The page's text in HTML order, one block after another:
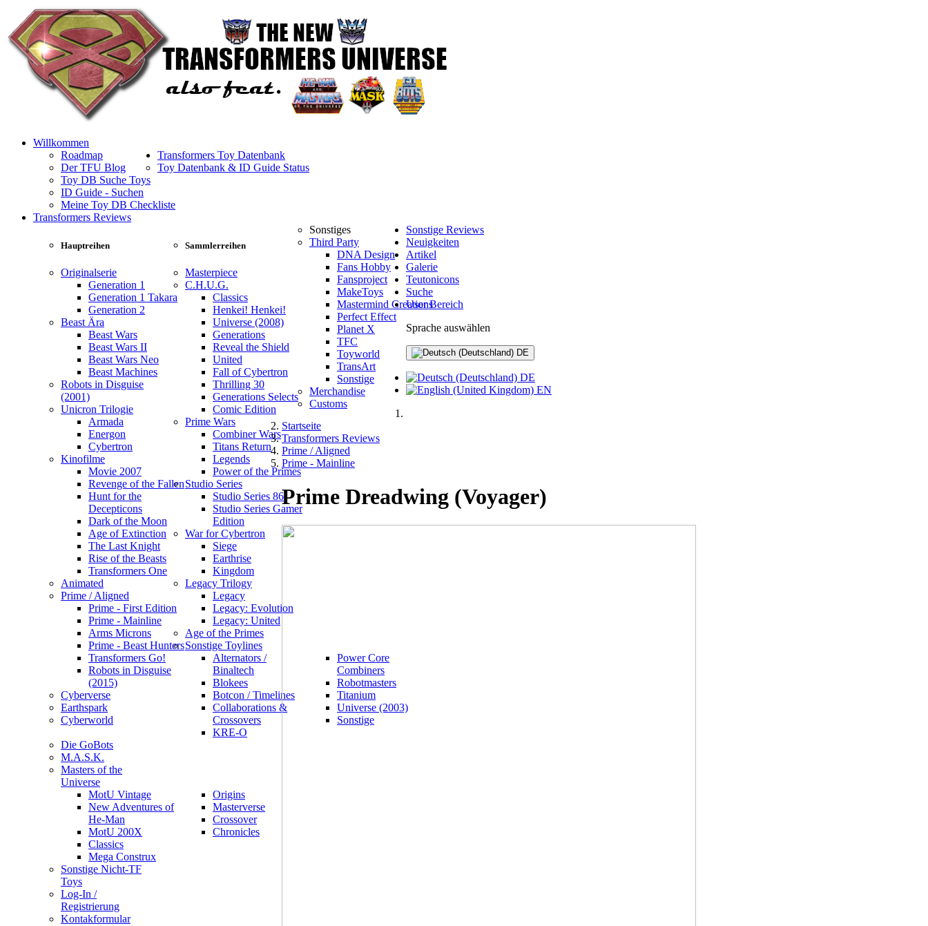
Willkommen
Roadmap
Der TFU Blog
Transformers Toy Datenbank
Toy Datenbank & ID Guide Status
Toy DB Suche Toys
ID Guide - Suchen
Meine Toy DB Checkliste
Transformers Reviews
Hauptreihen
Originalserie
Generation 1
Generation 1 Takara
Generation 2
Beast Ära
Beast Wars
Beast Wars II
Beast Wars Neo
Beast Machines
Robots in Disguise
(2001)
Unicron Trilogie
Armada
Energon
Cybertron
Kinofilme
Movie 2007
Revenge of the Fallen
Hunt for the
Decepticons
Dark of the Moon
Age of Extinction
The Last Knight
Rise of the Beasts
Transformers One
Animated
Prime / Aligned
Prime - First Edition
Prime - Mainline
Arms Microns
Prime - Beast Hunters
Transformers Go!
Robots in Disguise
(2015)
Cyberverse
Earthspark
Cyberworld
Sammlerreihen
Masterpiece
C.H.U.G.
Classics
Henkei! Henkei!
Universe (2008)
Generations
Reveal the Shield
United
Fall of Cybertron
Thrilling 30
Generations Selects
Comic Edition
Prime Wars
Combiner Wars
Titans Return
Legends
Power of the Primes
Studio Series
Studio Series 86
Studio Series Gamer
Edition
War for Cybertron
Siege
Earthrise
Kingdom
Legacy Trilogy
Legacy
Legacy: Evolution
Legacy: United
Age of the Primes
Sonstige Toylines
Alternators /
Binaltech
Blokees
Botcon / Timelines
Collaborations &
Crossovers
KRE-O
Power Core
Combiners
Robotmasters
Titanium
Universe (2003)
Sonstige
Sonstiges
Third Party
DNA Design
Fans Hobby
Fansproject
MakeToys
Mastermind Creations
Perfect Effect
Planet X
TFC
Toyworld
TransArt
Sonstige
Merchandise
Customs
Sonstige Reviews
Die GoBots
M.A.S.K.
Masters of the
Universe
MotU Vintage
New Adventures of
He-Man
MotU 200X
Classics
Mega Construx
Origins
Masterverse
Crossover
Chronicles
Sonstige Nicht-TF
Toys
Neuigkeiten
Artikel
Galerie
Teutonicons
Suche
User Bereich
Log-In /
Registrierung
Kontakformular
Sprache auswählen
DE
DE
EN
Startseite
Transformers Reviews
Prime / Aligned
Prime - Mainline
Prime Dreadwing (Voyager)